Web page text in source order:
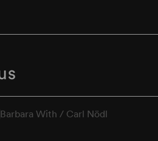
Barbara With / Carl Nödl